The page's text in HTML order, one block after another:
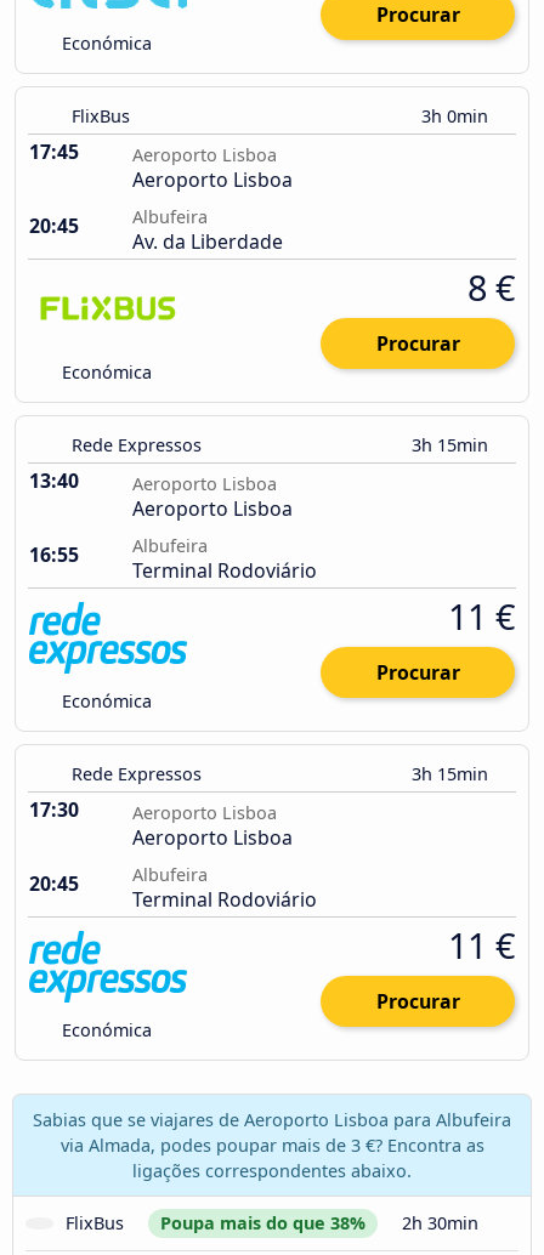
Económica
Procurar
FlixBus 3h 0min
17:45 Aeroporto Lisboa
Aeroporto Lisboa
20:45
Albufeira
Av. da Liberdade
Económica
8 €
Procurar
Rede Expressos 3h 15min
13:40 Aeroporto Lisboa
Aeroporto Lisboa
16:55
Albufeira
Terminal Rodoviário
Económica
11 €
Procurar
Rede Expressos 3h 15min
17:30 Aeroporto Lisboa
Aeroporto Lisboa
20:45
Albufeira
Terminal Rodoviário
Económica
11 €
Procurar
Sabias que se viajares de Aeroporto Lisboa para Albufeira
via Almada, podes poupar mais de 3 €? Encontra as
ligações correspondentes abaixo.
FlixBus Poupa mais do que 38% 2h 30min